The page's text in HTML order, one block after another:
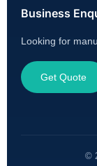
Business
Looking for
Get Quote
©